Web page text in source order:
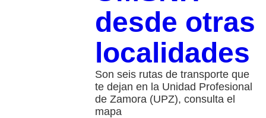
desde otras
localidades
Son seis rutas de transporte que
te dejan en la Unidad Profesional
de Zamora (UPZ), consulta el
mapa